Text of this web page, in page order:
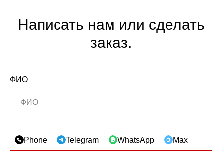
Написать нам или сделать
заказ.
ФИО
Phone Telegram WhatsApp Max